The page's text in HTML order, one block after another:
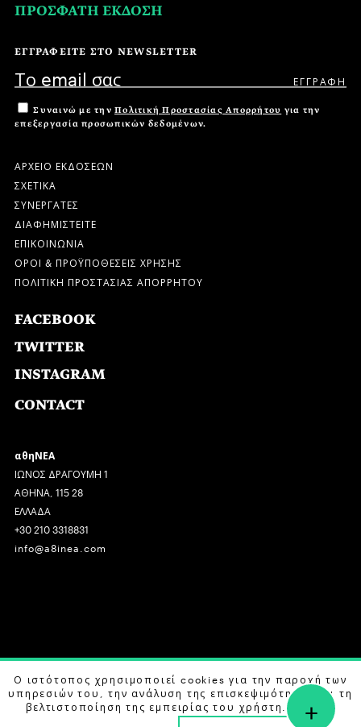
ΠΡΟΣΦΑΤΗ ΕΚΔΟΣΗ
ΕΓΓΡΑΦΕΙΤΕ ΣΤΟ NEWSLETTER
Συναινώ με την Πολιτική Προστασίας Απορρήτου για την
επεξεργασία προσωπικών δεδομένων.
ΑΡΧΕΙΟ ΕΚΔΟΣΕΩΝ
ΣΧΕΤΙΚΑ
ΣΥΝΕΡΓΑΤΕΣ
ΔΙΑΦΗΜΙΣΤΕΙΤΕ
ΕΠΙΚΟΙΝΩΝΙΑ
ΟΡΟΙ & ΠΡΟΫΠΟΘΕΣΕΙΣ ΧΡΗΣΗΣ
ΠΟΛΙΤΙΚΗ ΠΡΟΣΤΑΣΙΑΣ ΑΠΟΡΡΗΤΟΥ
FACEBOOK
TWITTER
INSTAGRAM
CONTACT
αθηΝΕΑ
ΙΩΝΟΣ ΔΡΑΓΟΥΜΗ 1
ΑΘΗΝΑ, 115 28
ΕΛΛΑΔΑ
+30 210 3318831
info@a8inea.com
COPYRIGHT © 2026 αθηΝΕΑ, ALL RIGHTS RESERVED.
DESIGN BY G DESIGN STUDIO. DEVELOPED BYB LABS
Ο ιστότοπος χρησιμοποιεί cookies για την παροχή των
υπηρεσιών του, την ανάλυση της επισκεψιμότητας και τη
βελτιστοποίηση της εμπειρίας του χρήστη. Μάθετε
+